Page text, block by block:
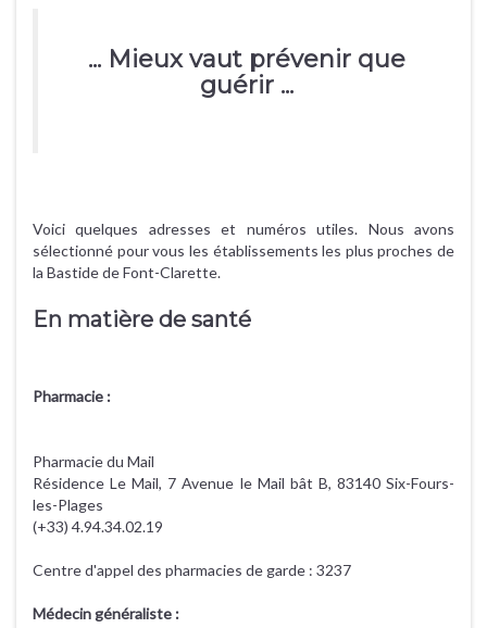
... Mieux vaut prévenir que
guérir ...
Voici quelques adresses et numéros utiles. Nous avons
sélectionné pour vous les établissements les plus proches de
En matière de santé
Pharmacie :
Pharmacie du Mail
Résidence Le Mail, 7 Avenue le Mail bât B, 83140 Six-Fours-
les-Plages
(+33) 4.94.34.02.19
Centre d'appel des pharmacies de garde : 3237
Médecin généraliste :